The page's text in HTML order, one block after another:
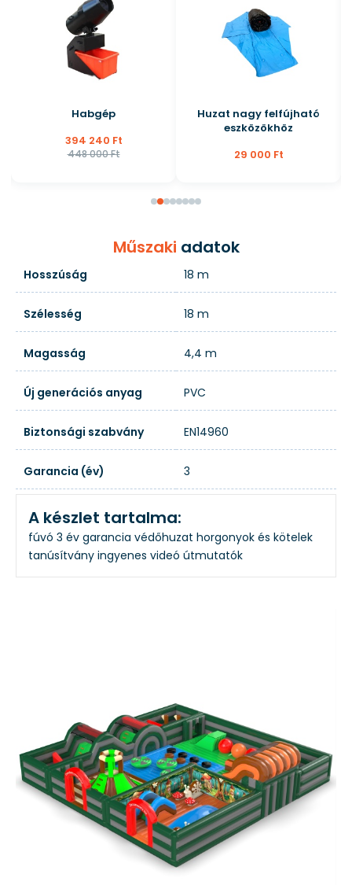
Habgép
394 240 Ft
448 000 Ft
Huzat nagy felfújható
eszközökhöz
29 000 Ft
Műszaki adatok
Hosszúság 18 m
Szélesség 18 m
Magasság 4,4 m
Új generációs anyag PVC
Biztonsági szabvány EN14960
Garancia (év) 3
A készlet tartalma:
fúvó 3 év garancia védőhuzat horgonyok és kötelek
tanúsítvány ingyenes videó útmutatók